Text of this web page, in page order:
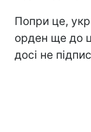
Попри це,
орден ще до
досі не